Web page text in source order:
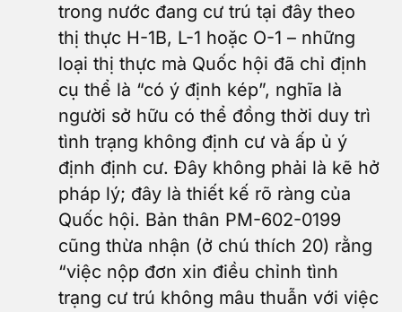
trong nước đang cư trú tại đây theo
thị thực H-1B, L-1 hoặc O-1 – những
loại thị thực mà Quốc hội đã chỉ định
cụ thể là “có ý định kép”, nghĩa là
người sở hữu có thể đồng thời duy trì
tình trạng không định cư và ấp ủ ý
định định cư. Đây không phải là kẽ hở
pháp lý; đây là thiết kế rõ ràng của
Quốc hội. Bản thân PM-602-0199
cũng thừa nhận (ở chú thích 20) rằng
“việc nộp đơn xin điều chỉnh tình
trạng cư trú không mâu thuẫn với việc